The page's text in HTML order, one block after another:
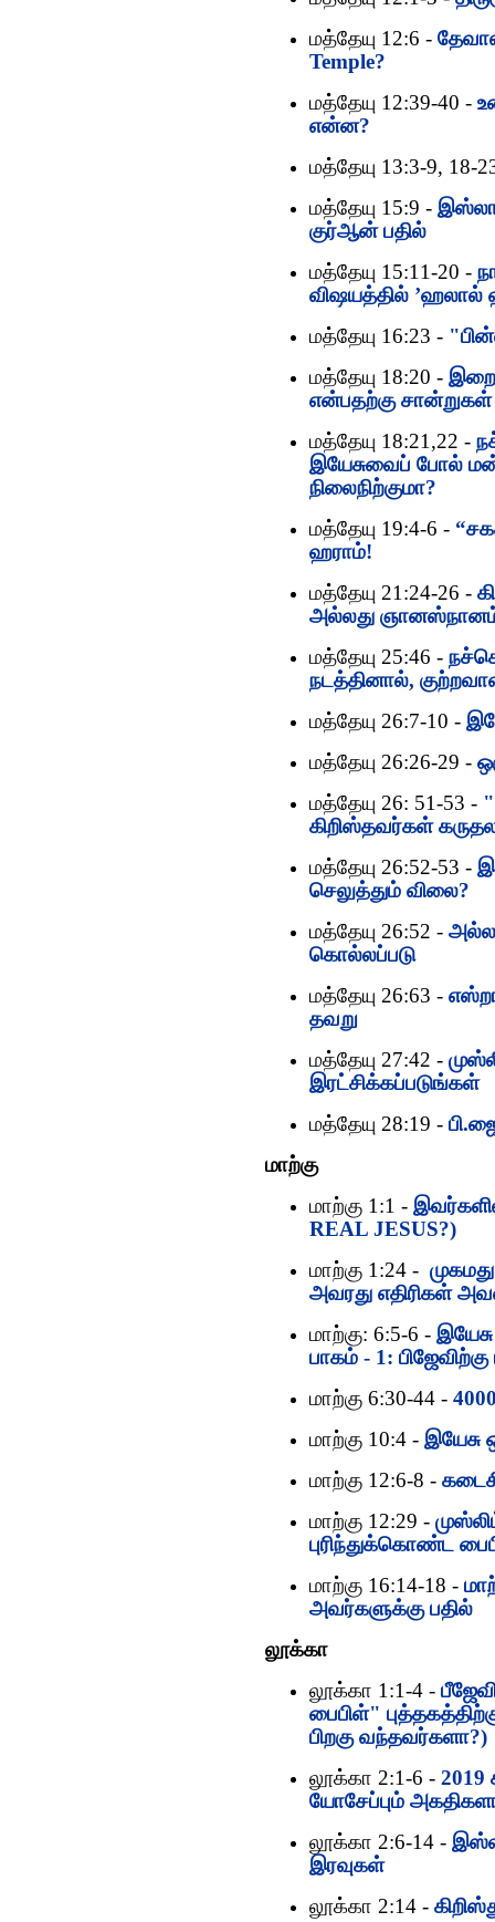
மத்தேயு 12:6 -
Temple?
மத்தேயு 12:39-40 -
என்ன?
மத்தேயு 13:3-9, 18-
மத்தேயு 15:9 -
குர்‍ஆன் பதில்
மத்தேயு 15:11-20 -
விஷயத்தில் ’ஹலால்
மத்தேயு 16:23 -
மத்தேயு 18:20 -
என்பதற்கு சான்றுகள்
மத்தேயு 18:21,22 -
இயேசுவைப் போல்
நிலைநிற்குமா?
மத்தேயு 19:4-6 -
ஹராம்!
மத்தேயு 21:24-26 -
அல்லது ஞானஸ்நானம்
மத்தேயு 25:46 -
நடத்தினால்,
மத்தேயு 26:7-10 -
மத்தேயு 26:26-29 -
மத்தேயு 26: 51-53 -
கிறிஸ்தவர்கள்
மத்தேயு 26:52-53 -
செலுத்தும் விலை?
மத்தேயு 26:52 -
கொல்லப்படு
மத்தேயு 26:63 -
தவறு
மத்தேயு 27:42 -
இரட்சிக்கப்படுங்கள்
மத்தேயு 28:19 -
மாற்கு
மாற்கு 1:1 -
REAL JESUS?)
மாற்கு 1:24 -
அவரது எதிரிகள்
மாற்கு: 6:5-6 -
பாகம் - 1:
மாற்கு 6:30-44 -
மாற்கு 10:4 - இயேசு
மாற்கு 12:6-8 -
மாற்கு 12:29 -
புரிந்துக்கொண்ட
மாற்கு 16:14-18 -
அவர்களுக்கு பதில்
லூக்கா
லூக்கா 1:1-4 -
பைபிள்"
பிறகு வந்தவர்களா?)
லூக்கா 2:1-6 - 2019
யோசேப்பும்
லூக்கா 2:6-14 -
இரவுகள்
லூக்கா 2:14 -